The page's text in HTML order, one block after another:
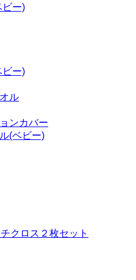
ビー)
ビー)
ル
ンカバー
(ベビー)
クロス２枚セット